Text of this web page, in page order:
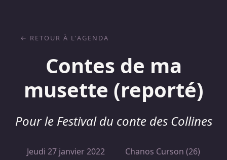
Contes de ma
musette (reporté)
Pour le Festival du conte des Collines
Jeudi 27 janvier 2022 Chanos Curson (26)
RETOUR À L'AGENDA